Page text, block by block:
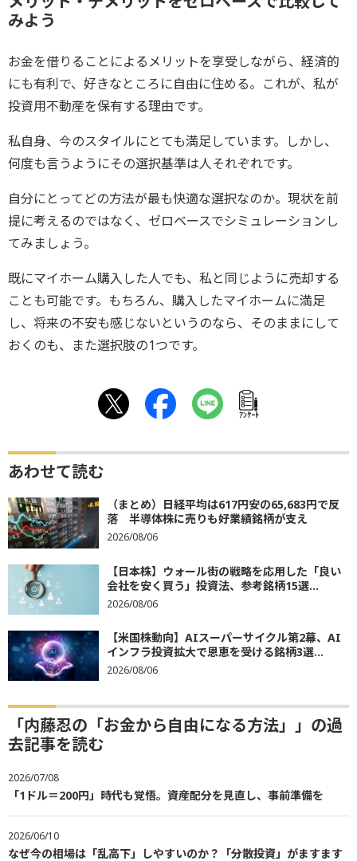
みよう
お金を借りることによるメリットを享受しながら、経済的
にも有利で、好きなところに自由に住める。これが、私が
投資用不動産を保有する理由です。
私自身、今のスタイルにとても満足しています。しかし、
何度も言うようにその選択基準は人それぞれです。
自分にとってどの方法が最も快適な選択なのか。現状を前
提に考えるのではなく、ゼロベースでシミュレーションし
てみましょう。
既にマイホーム購入した人でも、私と同じように売却する
ことも可能です。もちろん、購入したマイホームに満足
し、将来の不安も感じないというのなら、そのままにして
おくのも、また選択肢の1つです。
ｱﾝｹｰﾄ
あわせて読む
（まとめ）日経平均は617円安の65,683円で反
落 半導体株に売りも好業績銘柄が支え
2026/08/06
【日本株】ウォール街の戦略を応用した「良い
会社を安く買う」投資法、参考銘柄15選...
2026/08/06
【米国株動向】AIスーパーサイクル第2幕、AI
インフラ投資拡大で恩恵を受ける銘柄3選...
2026/08/06
「内藤忍の「お金から自由になる方法」」の過
去記事を読む
2026/07/08
「1ドル＝200円」時代も覚悟。資産配分を見直し、事前準備を
2026/06/10
なぜ今の相場は「乱高下」しやすいのか？「分散投資」がますます